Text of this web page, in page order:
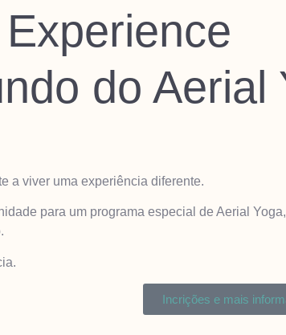
do
a viver uma experiência diferente.
para um programa especial de Aerial
Incrições e mais